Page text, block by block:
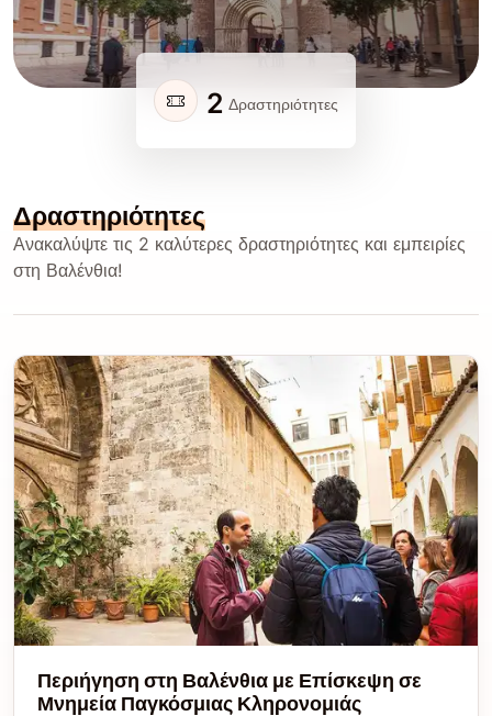
2 Δραστηριότητες
Δραστηριότητες
Ανακαλύψτε τις 2 καλύτερες δραστηριότητες και εμπειρίες
στη Βαλένθια!
Περιήγηση στη Βαλένθια με Επίσκεψη σε
Μνημεία Παγκόσμιας Κληρονομιάς